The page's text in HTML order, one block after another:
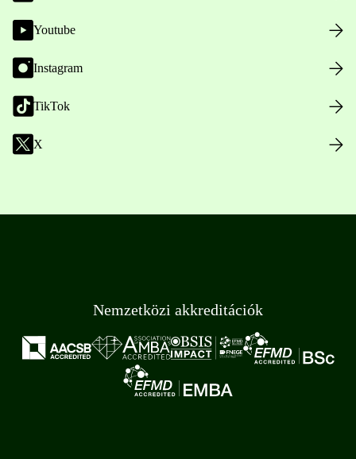
Youtube
Instagram
TikTok
X
Nemzetközi akkreditációk